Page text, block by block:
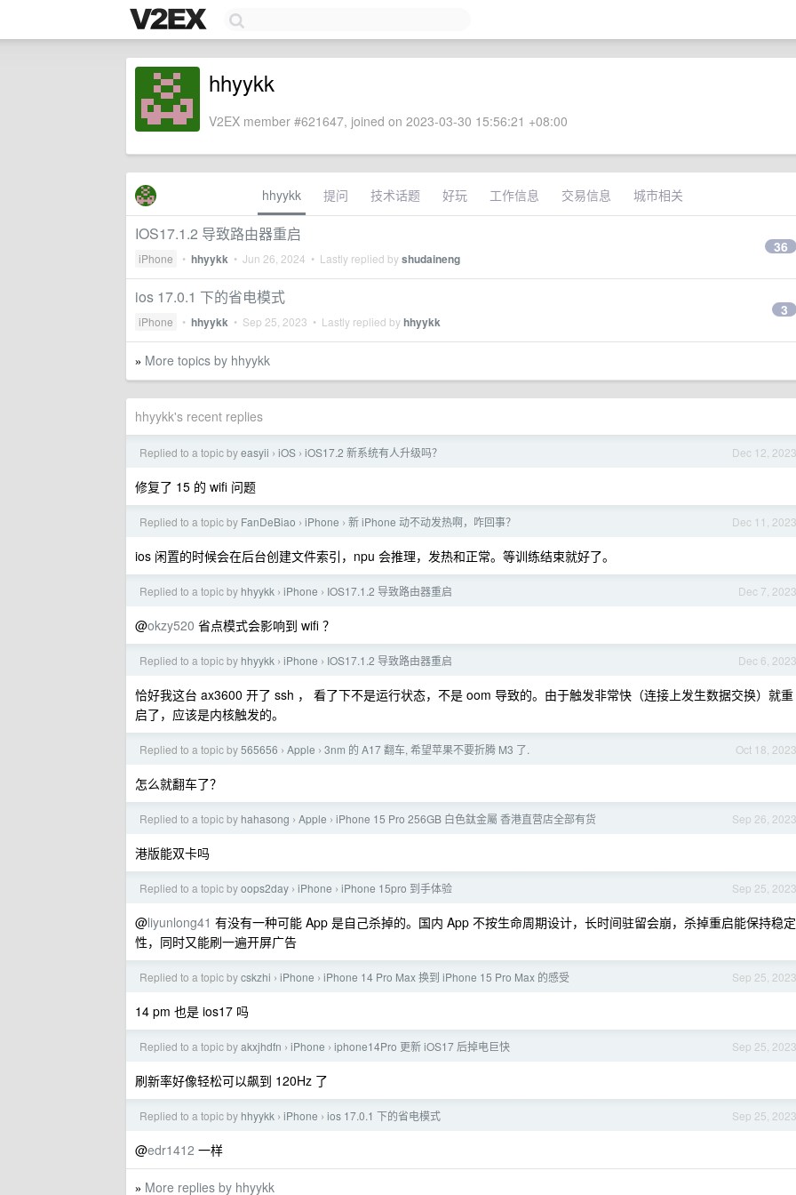
hhyykk
V2EX member #621647, joined on 2023-03-30 15:56:21 +08:00
hhyykk 提问 技术话题 好玩 工作信息 交易信息 城市相关
IOS17.1.2 导致路由器重启
iPhone • hhyykk • Jun 26, 2024 • Lastly replied byshudaineng
36
ios 17.0.1 下的省电模式
iPhone • hhyykk • Sep 25, 2023 • Lastly replied byhhyykk
3
» More topics by hhyykk
hhyykk's recent replies
Dec 12, 2023
Replied to a topic byeasyii › iOS › iOS17.2 新系统有人升级吗？
修复了 15 的 wifi 问题
Dec 11, 2023
Replied to a topic by FanDeBiao › iPhone › 新 iPhone 动不动发热啊，咋回事？
ios 闲置的时候会在后台创建文件索引，npu 会推理，发热和正常。等训练结束就好了。
Dec 7, 2023
Replied to a topic by hhyykk › iPhone › IOS17.1.2 导致路由器重启
@okzy520 省点模式会影响到 wifi ？
Dec 6, 2023
Replied to a topic by hhyykk › iPhone › IOS17.1.2 导致路由器重启
恰好我这台 ax3600 开了 ssh ， 看了下不是运行状态，不是 oom 导致的。由于触发非常快（连接上发生数据交换）就重
启了，应该是内核触发的。
Oct 18, 2023
Replied to a topic by565656 › Apple › 3nm 的 A17 翻车, 希望苹果不要折腾 M3 了.
怎么就翻车了？
Sep 26, 2023
Replied to a topic by hahasong › Apple › iPhone 15 Pro 256GB 白色鈦金屬 香港直营店全部有货
港版能双卡吗
Sep 25, 2023
Replied to a topic byoops2day › iPhone › iPhone 15pro 到手体验
@liyunlong41 有没有一种可能 App 是自己杀掉的。国内 App 不按生命周期设计，长时间驻留会崩，杀掉重启能保持稳定
性，同时又能刷一遍开屏广告
Sep 25, 2023
Replied to a topic bycskzhi › iPhone › iPhone 14 Pro Max 换到 iPhone 15 Pro Max 的感受
14 pm 也是 ios17 吗
Sep 25, 2023
Replied to a topic byakxjhdfn › iPhone › iphone14Pro 更新 iOS17 后掉电巨快
刷新率好像轻松可以飙到 120Hz 了
Sep 25, 2023
Replied to a topic by hhyykk › iPhone › ios 17.0.1 下的省电模式
@edr1412 一样
» More replies by hhyykk